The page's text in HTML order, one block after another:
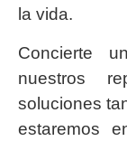
la vida.
Concierte
nuestros
soluciones
estaremos